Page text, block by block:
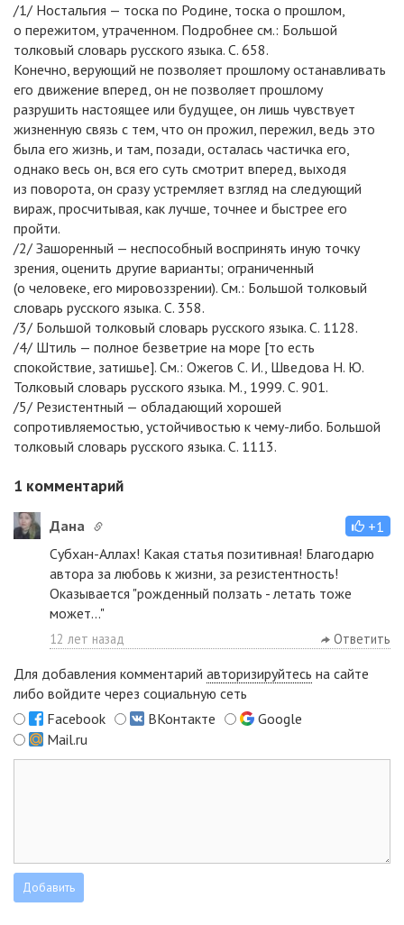
/1/ Ностальгия — тоска по Родине, тоска о прошлом,
о пережитом, утраченном. Подробнее см.: Большой
толковый словарь русского языка. С. 658.
Конечно, верующий не позволяет прошлому останавливать
его движение вперед, он не позволяет прошлому
разрушить настоящее или будущее, он лишь чувствует
жизненную связь с тем, что он прожил, пережил, ведь это
была его жизнь, и там, позади, осталась частичка его,
однако весь он, вся его суть смотрит вперед, выходя
из поворота, он сразу устремляет взгляд на следующий
вираж, просчитывая, как лучше, точнее и быстрее его
пройти.
/2/ Зашоренный — неспособный воспринять иную точку
зрения, оценить другие варианты; ограниченный
(о человеке, его мировоззрении). См.: Большой толковый
словарь русского языка. С. 358.
/3/ Большой толковый словарь русского языка. С. 1128.
/4/ Штиль — полное безветрие на море [то есть
спокойствие, затишье]. См.: Ожегов С. И., Шведова Н. Ю.
Толковый словарь русского языка. М., 1999. С. 901.
/5/ Резистентный — обладающий хорошей
сопротивляемостью, устойчивостью к чему-либо. Большой
толковый словарь русского языка. С. 1113.
1 комментарий
Дана
+1
Субхан-Аллах! Какая статья позитивная! Благодарю
автора за любовь к жизни, за резистентность!
Оказывается "рожденный ползать - летать тоже
может..."
12 лет назад Ответить
Для добавления комментарий авторизируйтесь на сайте
либо войдите через социальную сеть
Facebook
ВКонтакте
Google
Mail.ru